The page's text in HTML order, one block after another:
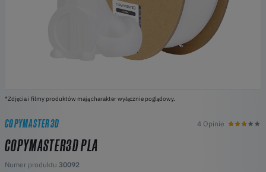
*Zdjęcia i filmy produktów mają charakter wyłącznie poglądowy.
COPYMASTER3D 4 Opinie
COPYMASTER3D PLA
Numer produktu 30092